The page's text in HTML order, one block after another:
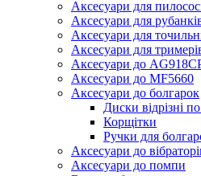
Аксесуари для
Аксесуари для рубанків
Аксесуари для
Аксесуари для
Аксесуари до
Аксесуари до MF5660
Аксесуари до болгарок
Диски відрізні
Корщітки
Ручки для
Аксесуари до
Аксесуари до помпи